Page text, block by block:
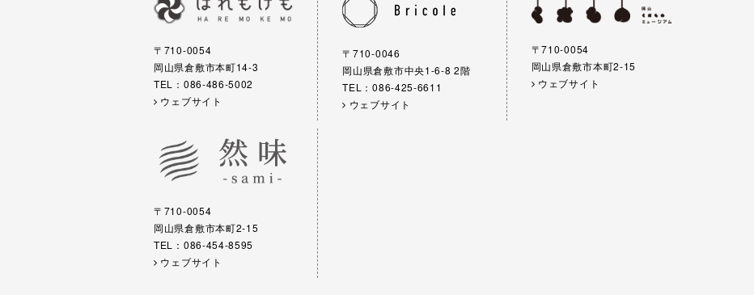
〒710-0054
岡山県倉敷市本町14-3
TEL：086-486-5002
ウェブサイト
〒710-0046
岡山県倉敷市中央1-6-8 2階
TEL：086-425-6611
ウェブサイト
〒710-0054
岡山県倉敷市本町2-15
ウェブサイト
〒710-0054
岡山県倉敷市本町2-15
TEL：086-454-8595
ウェブサイト